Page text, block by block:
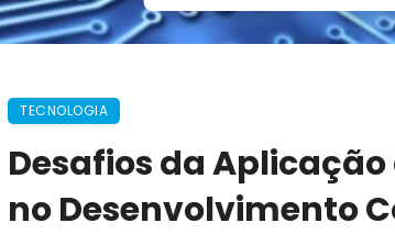
TECNOLOGIA
Desafios da
no Desenvolvimento